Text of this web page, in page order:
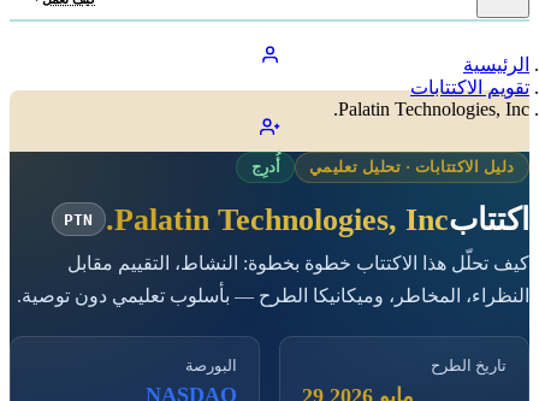
الرئيسية
تقويم الاكتتابات
Palatin Technologies, Inc.
دليل الاكتتابات · تحليل تعليمي أُدرِج
اكتتابPalatin Technologies, Inc.
PTN
كيف تحلّل هذا الاكتتاب خطوة بخطوة: النشاط، التقييم مقابل
النظراء، المخاطر، وميكانيكا الطرح — بأسلوب تعليمي دون توصية.
تاريخ الطرح
29 مايو 2026
البورصة
NASDAQ